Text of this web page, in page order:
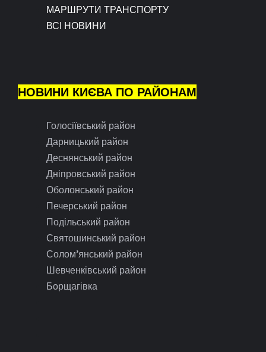
МАРШРУТИ ТРАНСПОРТУ
ВСІ НОВИНИ
НОВИНИ КИЄВА ПО РАЙОНАМ
Голосіївський район
Дарницький район
Деснянський район
Дніпровський район
Оболонський район
Печерський район
Подільський район
Святошинський район
Солом’янський район
Шевченківський район
Борщагівка